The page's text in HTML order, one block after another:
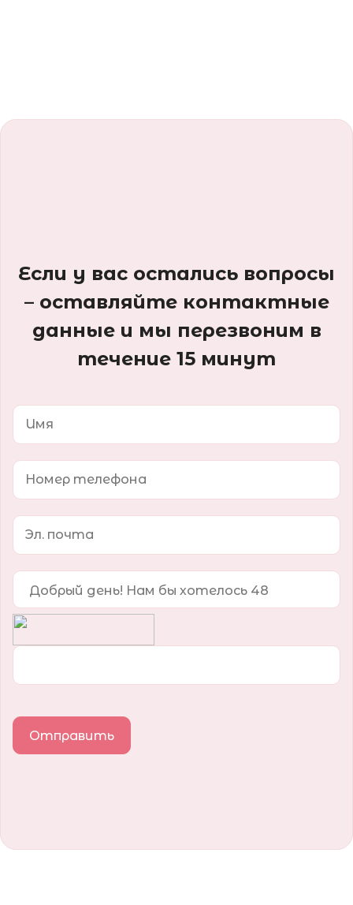
Если у вас остались вопросы
– оставляйте контактные
данные и мы перезвоним в
течение 15 минут